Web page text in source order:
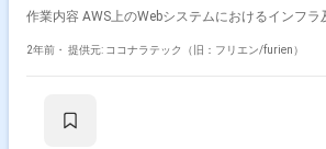
作業内容 AWS上のWebシステムにおけるインフラ
2年前・ 提供元: ココナラテック（旧：フリエン/furien）